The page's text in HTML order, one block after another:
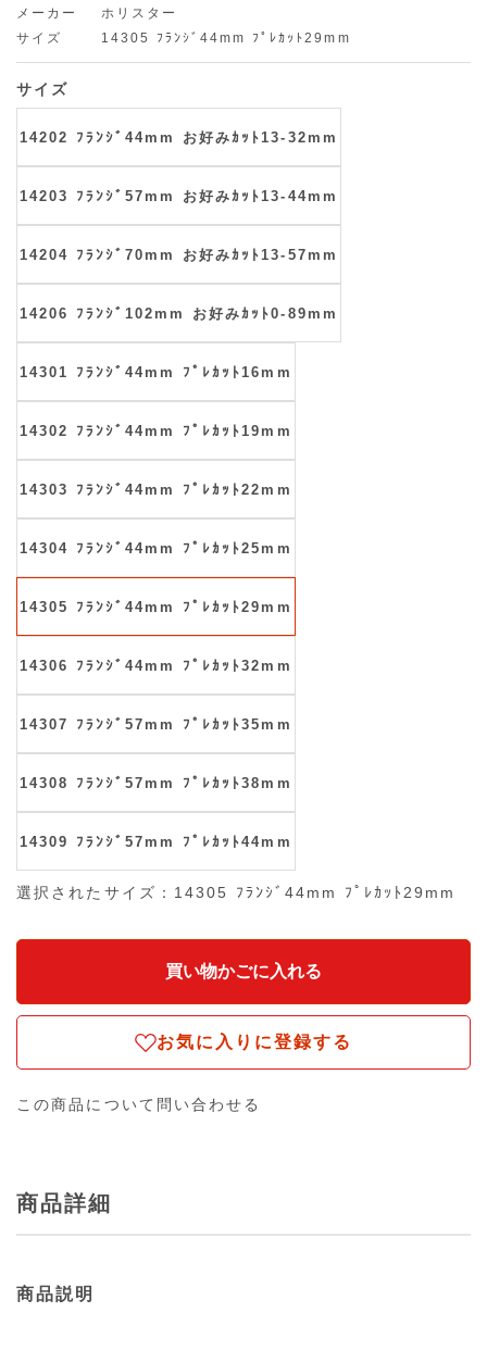
メーカー
ホリスター
サイズ
14305 ﾌﾗﾝｼﾞ44mm ﾌﾟﾚｶｯﾄ29mm
サイズ
14202 ﾌﾗﾝｼﾞ44mm お好みｶｯﾄ13-32mm
14203 ﾌﾗﾝｼﾞ57mm お好みｶｯﾄ13-44mm
14204 ﾌﾗﾝｼﾞ70mm お好みｶｯﾄ13-57mm
14206 ﾌﾗﾝｼﾞ102mm お好みｶｯﾄ0-89mm
14301 ﾌﾗﾝｼﾞ44mm ﾌﾟﾚｶｯﾄ16mm
14302 ﾌﾗﾝｼﾞ44mm ﾌﾟﾚｶｯﾄ19mm
14303 ﾌﾗﾝｼﾞ44mm ﾌﾟﾚｶｯﾄ22mm
14304 ﾌﾗﾝｼﾞ44mm ﾌﾟﾚｶｯﾄ25mm
14305 ﾌﾗﾝｼﾞ44mm ﾌﾟﾚｶｯﾄ29mm
14306 ﾌﾗﾝｼﾞ44mm ﾌﾟﾚｶｯﾄ32mm
14307 ﾌﾗﾝｼﾞ57mm ﾌﾟﾚｶｯﾄ35mm
14308 ﾌﾗﾝｼﾞ57mm ﾌﾟﾚｶｯﾄ38mm
14309 ﾌﾗﾝｼﾞ57mm ﾌﾟﾚｶｯﾄ44mm
選択されたサイズ：14305 ﾌﾗﾝｼﾞ44mm ﾌﾟﾚｶｯﾄ29mm
お気に入りに登録する
この商品について問い合わせる
商品詳細
商品説明